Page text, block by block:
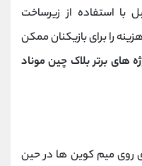
با استفاده از زیرساخت
را برای بازیکنان ممکن
های برتر بلاک چین موناد
روی میم‌ کوین ‌ها در حین